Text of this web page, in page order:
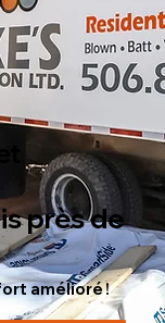
près de
amélioré !